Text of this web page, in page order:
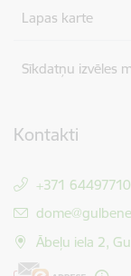
Lapas karte
Sīkdatņu izvēles
Kontakti
+371 64497710
E-pasts:
Ābeļu iela 2,